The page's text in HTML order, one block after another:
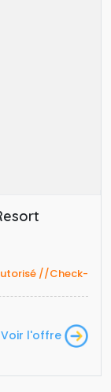
//Check-
Voir l'offre